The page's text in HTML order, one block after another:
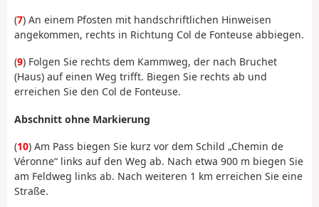
(7) An einem Pfosten mit handschriftlichen Hinweisen
angekommen, rechts in Richtung Col de Fonteuse abbiegen.
(9) Folgen Sie rechts dem Kammweg, der nach Bruchet
(Haus) auf einen Weg trifft. Biegen Sie rechts ab und
erreichen Sie den Col de Fonteuse.
Abschnitt ohne Markierung
(10) Am Pass biegen Sie kurz vor dem Schild „Chemin de
Véronne“ links auf den Weg ab. Nach etwa 900 m biegen Sie
am Feldweg links ab. Nach weiteren 1 km erreichen Sie eine
Straße.